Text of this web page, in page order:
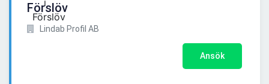
Förslöv
Lindab Profil AB
Ansök